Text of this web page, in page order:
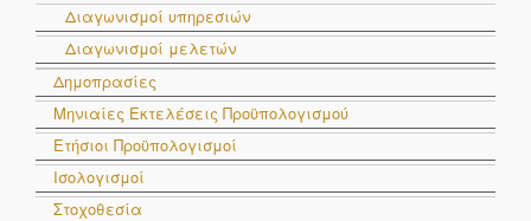
Διαγωνισμοί υπηρεσιών
Διαγωνισμοί μελετών
Δημοπρασίες
Μηνιαίες Εκτελέσεις Προϋπολογισμού
Ετήσιοι Προϋπολογισμοί
Ισολογισμοί
Στοχοθεσία